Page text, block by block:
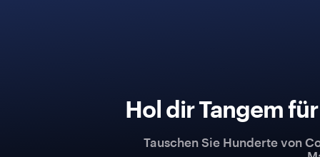
Hol dir Tangem
Tauschen Sie Hunderte von